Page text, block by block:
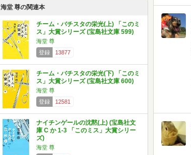
海堂 尊の関連本
チーム・バチスタの栄光(上) 「このミ
ス」大賞シリーズ (宝島社文庫 599)
海堂 尊
登録
13877
チーム・バチスタの栄光(下) 「このミ
ス」大賞シリーズ (宝島社文庫 600)
海堂 尊
登録
12581
ナイチンゲールの沈黙(上) (宝島社文
庫 C か 1-3 「このミス」大賞シリー
ズ)
海堂 尊